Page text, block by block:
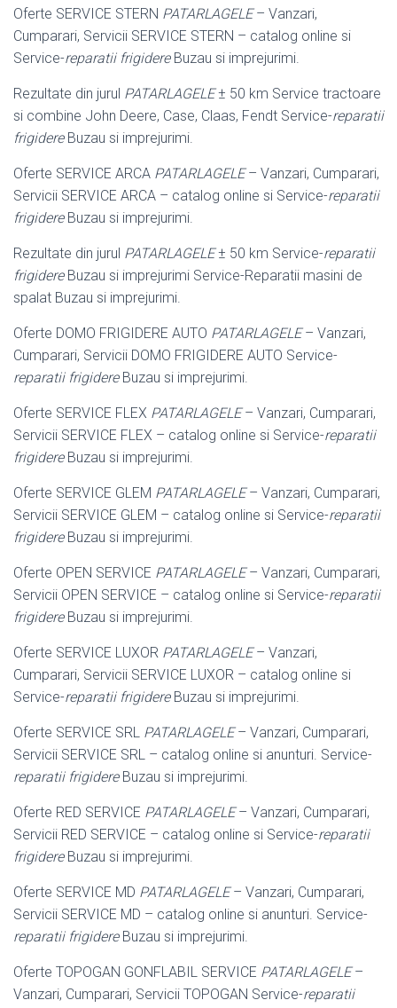
Oferte SERVICE STERN PATARLAGELE– Vanzari,
Cumparari, Servicii SERVICE STERN – catalog online si
Service-reparatii frigidereBuzau si imprejurimi.
Rezultate din jurul PATARLAGELE± 50 km Service tractoare
si combine John Deere, Case, Claas, Fendt Service-reparatii
frigidereBuzau si imprejurimi.
Oferte SERVICE ARCA PATARLAGELE– Vanzari, Cumparari,
Servicii SERVICE ARCA – catalog online si Service-reparatii
frigidereBuzau si imprejurimi.
Rezultate din jurul PATARLAGELE± 50 km Service-reparatii
frigidereBuzau si imprejurimi Service-Reparatii masini de
spalat Buzau si imprejurimi.
Oferte DOMO FRIGIDERE AUTO PATARLAGELE– Vanzari,
Cumparari, Servicii DOMO FRIGIDERE AUTO Service-
reparatii frigidereBuzau si imprejurimi.
Oferte SERVICE FLEX PATARLAGELE– Vanzari, Cumparari,
Servicii SERVICE FLEX – catalog online si Service-reparatii
frigidereBuzau si imprejurimi.
Oferte SERVICE GLEM PATARLAGELE– Vanzari, Cumparari,
Servicii SERVICE GLEM – catalog online si Service-reparatii
frigidereBuzau si imprejurimi.
Oferte OPEN SERVICE PATARLAGELE– Vanzari, Cumparari,
Servicii OPEN SERVICE – catalog online si Service-reparatii
frigidereBuzau si imprejurimi.
Oferte SERVICE LUXOR PATARLAGELE– Vanzari,
Cumparari, Servicii SERVICE LUXOR – catalog online si
Service-reparatii frigidereBuzau si imprejurimi.
Oferte SERVICE SRL PATARLAGELE– Vanzari, Cumparari,
Servicii SERVICE SRL – catalog online si anunturi. Service-
reparatii frigidereBuzau si imprejurimi.
Oferte RED SERVICE PATARLAGELE– Vanzari, Cumparari,
Servicii RED SERVICE – catalog online si Service-reparatii
frigidereBuzau si imprejurimi.
Oferte SERVICE MD PATARLAGELE– Vanzari, Cumparari,
Servicii SERVICE MD – catalog online si anunturi. Service-
reparatii frigidereBuzau si imprejurimi.
Oferte TOPOGAN GONFLABIL SERVICE PATARLAGELE–
Vanzari, Cumparari, Servicii TOPOGAN Service-reparatii